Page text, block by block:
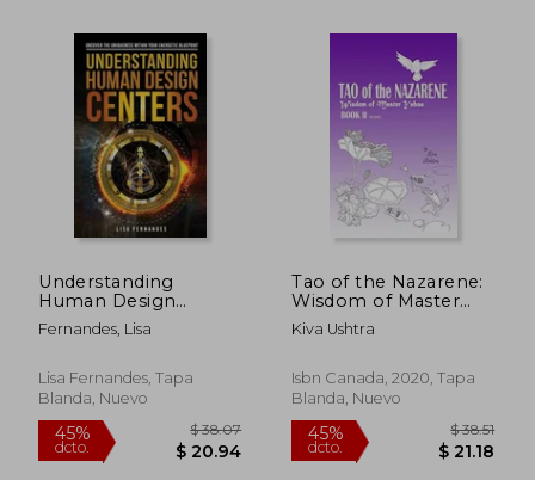
45% $ 51.61 45%
Understanding
Human Design
Centers: Uncover the
Uniqueness Within
Blueprint (en Inglés)
Fernandes, Lisa
Lisa Fernandes, Tapa
Blanda, Nuevo
Tao of the Nazarene:
Wisdom of Master
Yshua Book ii
(Wisdom of the
Kiva Ushtra
Isbn Canada, 2020, Tapa
Blanda, Nuevo